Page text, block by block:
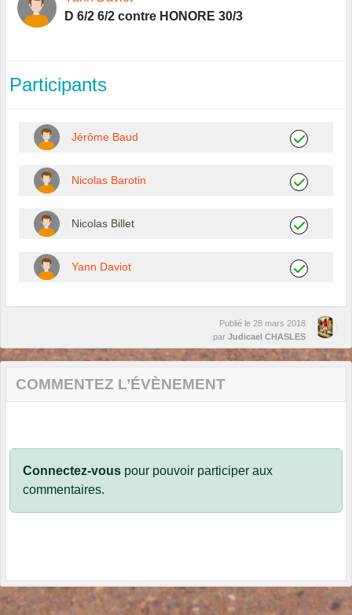
D 6/2 6/2 contre HONORE 30/3
Participants
Jérôme Baud
Nicolas Barotin
Nicolas Billet
Yann Daviot
Publié le 28 mars 2018
par Judicael CHASLES
COMMENTEZ L’ÉVÈNEMENT
Connectez-vous pour pouvoir participer aux
commentaires.